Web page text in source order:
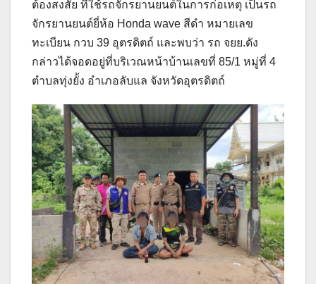
ต้องสงสัย ที่ใช้รถจักรยานยนต์ในการก่อเหตุ เป็นรถ
จักรยานยนต์ยี่ห้อ Honda wave สีดำ หมายเลข
ทะเบียน กวบ 39 อุตรดิตถ์ และพบว่า รถ จยย.ดัง
กล่าวได้จอดอยู่ที่บริเวณหน้าบ้านเลขที่ 85/1 หมู่ที่ 4
ตำบลทุ่งยั้ง อำเภอลับแล จังหวัดอุตรดิตถ์